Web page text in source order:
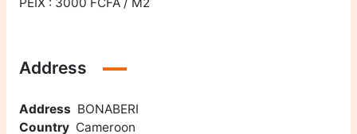
Address
Address BONABERI
Country Cameroon